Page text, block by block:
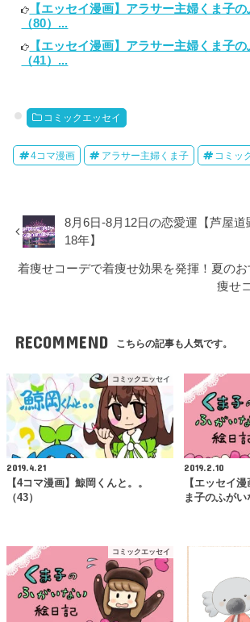
【エッセイ漫画】アラサー主婦くま子
（80）...
【エッセイ漫画】アラサー主婦くま子
（41）...
コミックエッセイ
4コマ漫画 アラサー主婦くま子 コミッ
8月6日-8月12日の恋愛運【芦屋
18年】
着痩せコーデで着痩せ効果を発揮！夏の
痩せ
RECOMMEND こちらの記事も人気です。
コミックエッセイ
2019.4.21
【4コマ漫画】鯨岡くんと。。
（43）
2019.2.10
【エッセイ
ま子のふがい
コミックエッセイ